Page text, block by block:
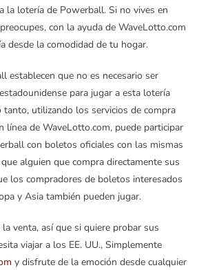
la lotería de Powerball. Si no vives en
con la ayuda de WaveLotto.com
desde la comodidad de tu hogar.
establecen que no es necesario ser
para jugar a esta lotería
utilizando los servicios de compra
línea de WaveLotto.com, puede participar
con boletos oficiales con las mismas
alguien que compra directamente sus
los compradores de boletos interesados
y Asia también pueden jugar.
venta, así que si quiere probar sus
viajar a los EE. UU., Simplemente
y disfrute de la emoción desde cualquier